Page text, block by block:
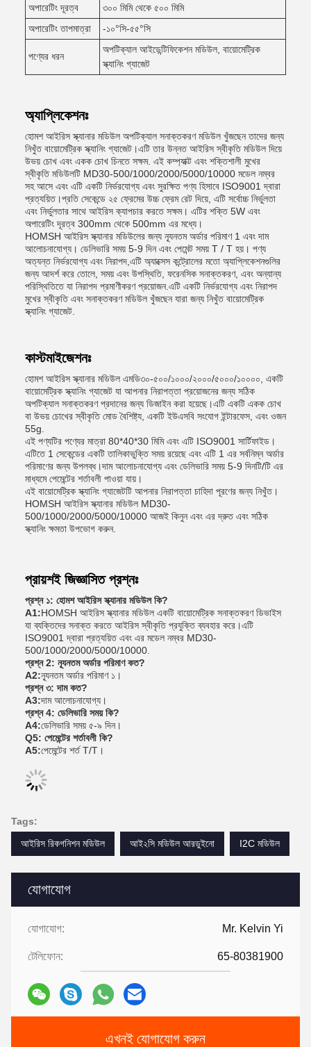
যোগাযোগ
যোগাযোগ: Mr. Kelvin Yi
টেলিফোন: 65-80381900
এখনই যোগাযোগ করুন
অপারেটিং দূরত্ব
৩০০ মিমি থেকে ৫০০ মিমি
অপারেটিং তাপমাত্রা
-১০°সি-৫৫°সি
পণ্যের ধরন
অপটিক্যাল আইডেন্টিফিকেশন মডিউল, বায়োমেট্রিক
স্ক্যানিং গ্যাজেট
অ্যাপ্লিকেশনঃ
হোমশ আইরিস স্ক্যানার মডিউল অপটিক্যাল সনাক্তকরণ মডিউল খুঁজছেন তাদের জন্য
নিখুঁত বায়োমেট্রিক স্ক্যানিং গ্যাজেট।এটি তার উন্নত আইরিস স্বীকৃতি মডিউল দিয়ে
উভয় চোখ এবং একক চোখ চিনতে সক্ষম. এই কম্প্যাক্ট এবং শক্তিশালী মুখের
স্বীকৃতি মডিউলটি MD30-500/1000/2000/5000/10000 মডেল নম্বর
সহ আসে এবং এটি একটি নির্ভরযোগ্য এবং সুরক্ষিত পণ্য হিসাবে ISO9001 দ্বারা
প্রত্যয়িত।প্রতি সেকেন্ডে ২৫ ফ্রেমের উচ্চ ফ্রেম রেট দিয়ে, এটি সর্বোচ্চ নির্ভুলতা
এবং নির্ভুলতার সাথে আইরিস ক্যাপচার করতে সক্ষম। এটির শক্তি 5W এবং
অপারেটিং দূরত্ব 300mm থেকে 500mm এর মধ্যে।
HOMSH আইরিস স্ক্যানার মডিউলের জন্য ন্যূনতম অর্ডার পরিমাণ 1 এবং দাম
আলোচনাযোগ্য। ডেলিভারি সময় 5-9 দিন এবং পেমেন্ট সময় T / T হয়। পণ্য
অত্যন্ত নির্ভরযোগ্য এবং নিরাপদ,এটি অ্যাক্সেস কন্ট্রোলের মতো অ্যাপ্লিকেশনগুলির
জন্য আদর্শ করে তোলে, সময় এবং উপস্থিতি, ফরেনসিক সনাক্তকরণ, এবং অন্যান্য
পরিস্থিতিতে যা নিরাপদ প্রমাণীকরণ প্রয়োজন.এটি একটি নির্ভরযোগ্য এবং নিরাপদ
মুখের স্বীকৃতি এবং সনাক্তকরণ মডিউল খুঁজছেন যারা জন্য নিখুঁত বায়োমেট্রিক
স্ক্যানিং গ্যাজেট.
কাস্টমাইজেশনঃ
হোমশ আইরিস স্ক্যানার মডিউল এমডি৩০-৫০০/১০০০/২০০০/৫০০০/১০০০০, একটি
বায়োমেট্রিক স্ক্যানিং গ্যাজেট যা আপনার নিরাপত্তা প্রয়োজনের জন্য সঠিক
অপটিক্যাল সনাক্তকরণ প্রদানের জন্য ডিজাইন করা হয়েছে।এটি একটি একক চোখ
বা উভয় চোখের স্বীকৃতি মোড বৈশিষ্ট্য, একটি ইউএসবি সংযোগ ইন্টারফেস, এবং ওজন
55g.
এই পণ্যটির পণ্যের মাত্রা 80*40*30 মিমি এবং এটি ISO9001 সার্টিফাইড।
এটিতে 1 সেকেন্ডের একটি তালিকাভুক্তি সময় রয়েছে এবং এটি 1 এর সর্বনিম্ন অর্ডার
পরিমাণের জন্য উপলব্ধ।দাম আলোচনাযোগ্য এবং ডেলিভারি সময় 5-9 দিনটি/টি এর
মাধ্যমে পেমেন্টের শর্তাবলী পাওয়া যায়।
এই বায়োমেট্রিক স্ক্যানিং গ্যাজেটটি আপনার নিরাপত্তা চাহিদা পূরণের জন্য নিখুঁত।
HOMSH আইরিস স্ক্যানার মডিউল MD30-
500/1000/2000/5000/10000 আজই কিনুন এবং এর দ্রুত এবং সঠিক
স্ক্যানিং ক্ষমতা উপভোগ করুন.
প্রায়শই জিজ্ঞাসিত প্রশ্নঃ
প্রশ্ন ১: হোমশ আইরিস স্ক্যানার মডিউল কি?
A1:HOMSH আইরিস স্ক্যানার মডিউল একটি বায়োমেট্রিক সনাক্তকরণ ডিভাইস
যা ব্যক্তিদের সনাক্ত করতে আইরিস স্বীকৃতি প্রযুক্তি ব্যবহার করে।এটি
ISO9001 দ্বারা প্রত্যয়িত এবং এর মডেল নম্বর MD30-
500/1000/2000/5000/10000.
প্রশ্ন 2: ন্যূনতম অর্ডার পরিমাণ কত?
A2:ন্যূনতম অর্ডার পরিমাণ ১।
প্রশ্ন ৩: দাম কত?
A3:দাম আলোচনাযোগ্য।
প্রশ্ন 4: ডেলিভারি সময় কি?
A4:ডেলিভারি সময় ৫-৯ দিন।
Q5: পেমেন্টের শর্তাবলী কি?
A5:পেমেন্টের শর্ত T/T।
Tags:
আইরিস রিকগনিশন মডিউল
আই২সি মডিউল আরডুইনো I2C মডিউল